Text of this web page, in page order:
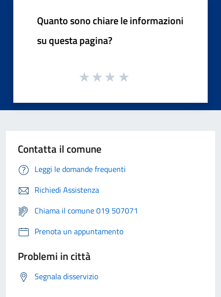
Quanto sono chiare le informazioni
su questa pagina?
Contatta il comune
Leggi le domande frequenti
Richiedi Assistenza
Chiama il comune 019 507071
Prenota un appuntamento
Problemi in città
Segnala disservizio